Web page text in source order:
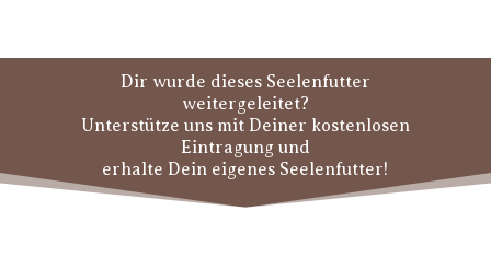
Dir wurde dieses Seelenfutter
weitergeleitet?
Unterstütze uns mit Deiner kostenlosen
Eintragung und
erhalte Dein eigenes Seelenfutter!